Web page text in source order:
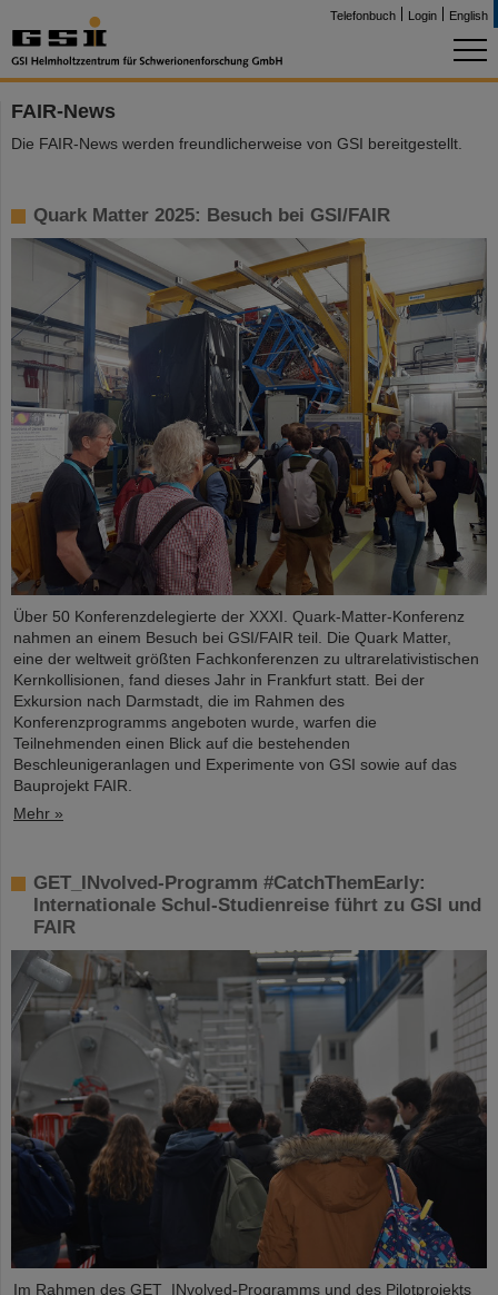
Telefonbuch Login English
FAIR-News
Die FAIR-News werden freundlicherweise von GSI bereitgestellt.
Quark Matter 2025: Besuch bei GSI/FAIR
Über 50 Konferenzdelegierte der XXXI. Quark-Matter-Konferenz
nahmen an einem Besuch bei GSI/FAIR teil. Die Quark Matter,
eine der weltweit größten Fachkonferenzen zu ultrarelativistischen
Kernkollisionen, fand dieses Jahr in Frankfurt statt. Bei der
Exkursion nach Darmstadt, die im Rahmen des
Konferenzprogramms angeboten wurde, warfen die
Teilnehmenden einen Blick auf die bestehenden
Beschleunigeranlagen und Experimente von GSI sowie auf das
Bauprojekt FAIR.
Mehr »
GET_INvolved-Programm #CatchThemEarly:
Internationale Schul-Studienreise führt zu GSI und
FAIR
Im Rahmen des GET_INvolved-Programms und des Pilotprojekts